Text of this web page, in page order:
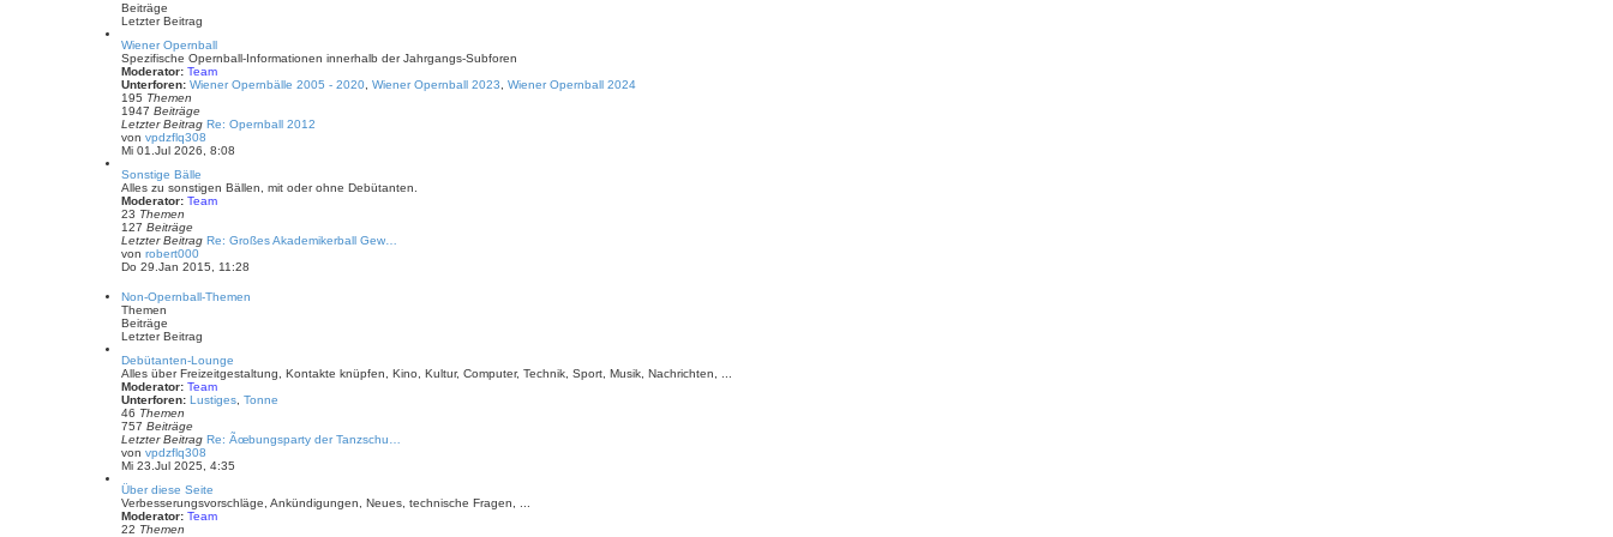
g
e
t
g
Beiträge
Letzter Beitrag
Wiener Opernball
Spezifische Opernball-Informationen innerhalb der Jahrgangs-Subforen
Moderator: Team
Unterforen: Wiener Opernbälle 2005 - 2020 Wiener Opernball 2023
Wiener Opernball 2024
195 Themen
1947 Beiträge
Letzter Beitrag Re: Opernball 2012
von vpdzflq308
e
s
t
B
i
r
Mi 01.Jul 2026, 8:08
Sonstige Bälle
Alles zu sonstigen Bällen, mit oder ohne Debütanten.
Moderator: Team
23 Themen
127 Beiträge
Letzter Beitrag Re: Großes Akademikerball Gew…
von robert000N
e
e
s
r
B
e
i
t
g
Do 29.Jan 2015, 11:28
Non-Opernball-Themen
Themen
Beiträge
Letzter Beitrag
Debütanten-Lounge
Alles über Freizeitgestaltung, Kontakte knüpfen, Kino, Kultur, Computer, Technik, Sport, Musik, Nachrichten, ...
Moderator: Team
Unterforen: Lustiges Tonne
46 Themen
757 Beiträge
Letzter Beitrag Re: Ãœbungsparty der Tanzschu…
von vpdzflq308
e
e
s
t
Mi 23.Jul 2025, 4:35
Über diese Seite
Verbesserungsvorschläge, Ankündigungen, Neues, technische Fragen, ...
Moderator: Team
22 Themen